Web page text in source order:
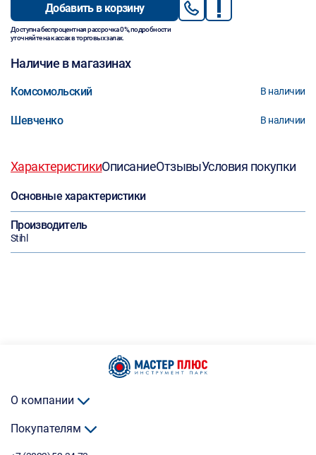
Добавить в корзину
Доступна беспроцентная рассрочка 0%, подробности
уточняйте на кассах в торговых залах.
Наличие в магазинах
Комсомольский В наличии
Шевченко В наличии
ХарактеристикиОписаниеОтзывыУсловия покупки
Основные характеристики
Производитель
Stihl
О компании
Покупателям